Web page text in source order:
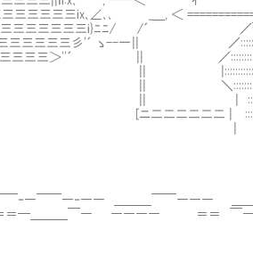
三三三三ix､∠､､ _＿, ＜
三三三三三三三三三i}ﾆﾆ/
三三三三三彡'´ ゝ--一 || ／
三＞''´ || ／
|
／
￣￣ ／
二二 | ::::::::::::: |--
￣￣‐―￣￣―‐―― ＿＿＿￣￣――― ＿
＝＝━＿＿＿￣― ―――― ＝＝ ￣――